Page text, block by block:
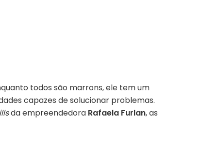
todos são marrons, ele tem um
capazes de solucionar problemas.
da empreendedora Rafaela Furlan,as